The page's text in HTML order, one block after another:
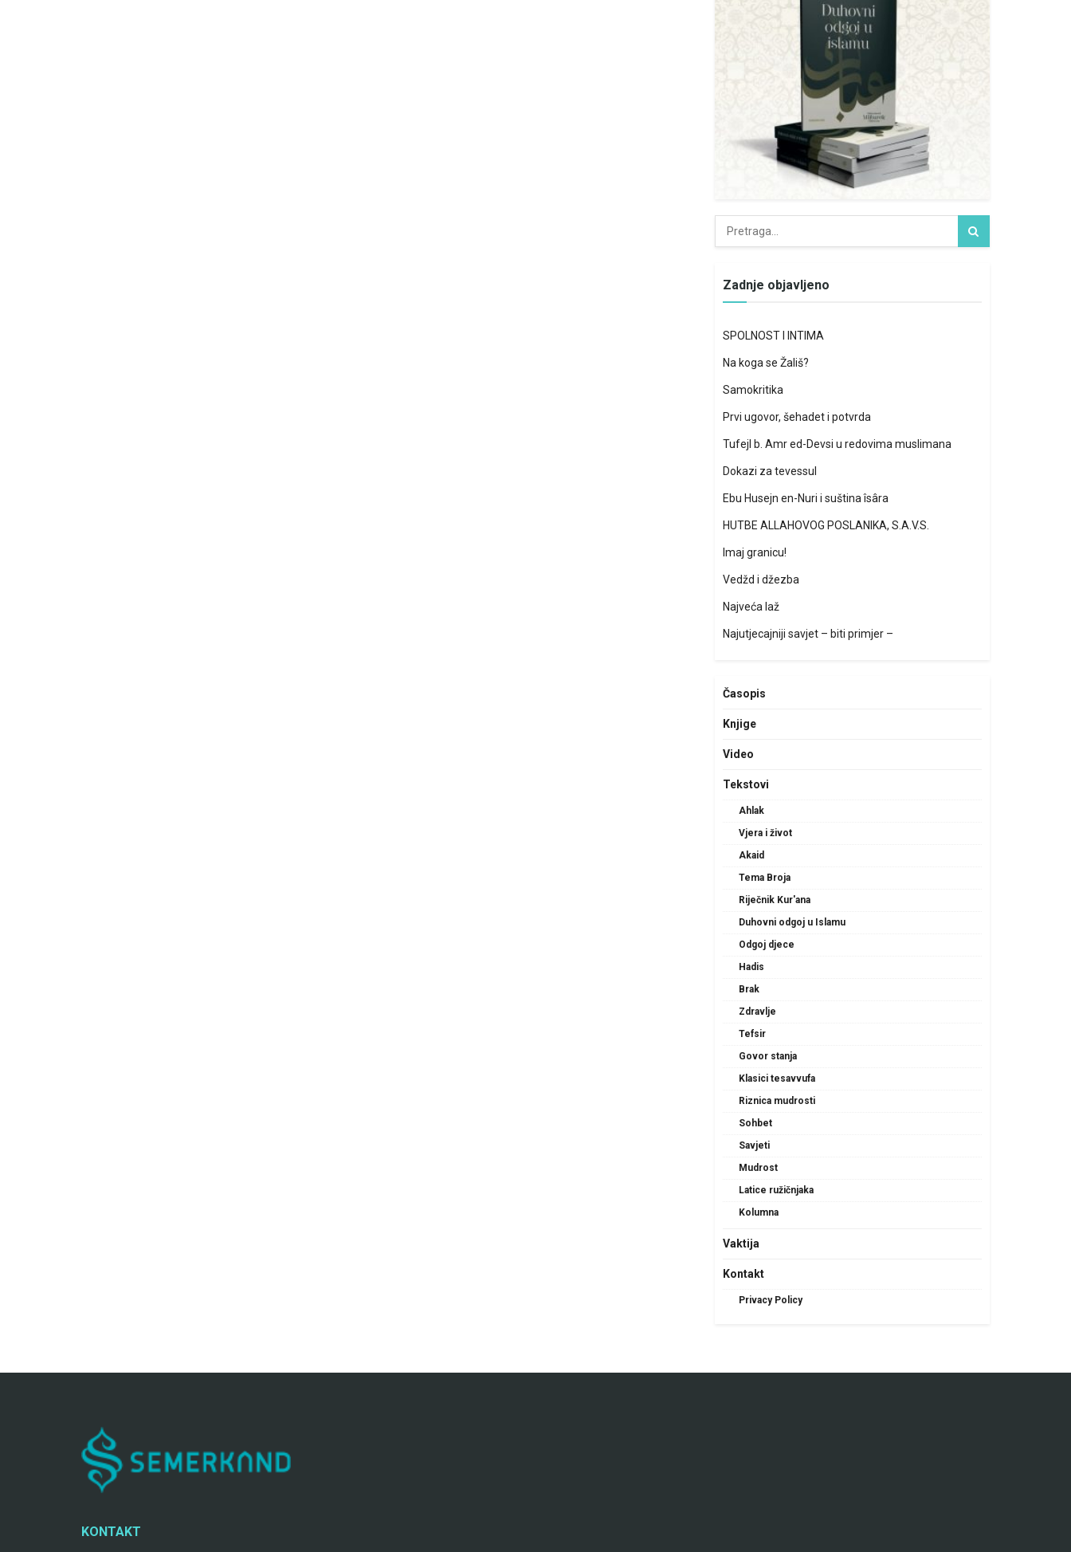
Zadnje objavljeno
SPOLNOST I INTIMA
Na koga se Žališ?
Samokritika
Prvi ugovor, šehadet i potvrda
Tufejl b. Amr ed-Devsi u redovima muslimana
Dokazi za tevessul
Ebu Husejn en-Nuri i suština îsâra
HUTBE ALLAHOVOG POSLANIKA, S.A.V.S.
Imaj granicu!
Vedžd i džezba
Najveća laž
Najutjecajniji savjet – biti primjer –
Časopis
Knjige
Video
Tekstovi
Ahlak
Vjera i život
Akaid
Tema Broja
Riječnik Kur'ana
Duhovni odgoj u Islamu
Odgoj djece
Hadis
Brak
Zdravlje
Tefsir
Govor stanja
Klasici tesavvufa
Riznica mudrosti
Sohbet
Savjeti
Mudrost
Latice ružičnjaka
Kolumna
Vaktija
Kontakt
Privacy Policy
KONTAKT